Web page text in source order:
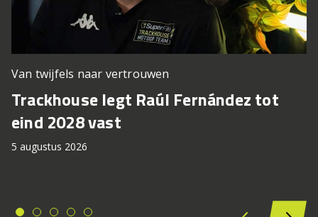
Van twijfels naar vertrouwen
Trackhouse legt Raúl Fernández tot
eind 2028 vast
5 augustus 2026